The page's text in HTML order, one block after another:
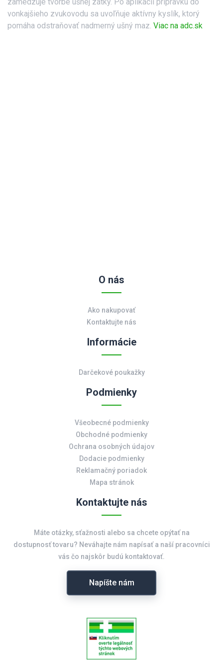
vonkajšieho zvukovodu sa uvoľňuje aktívny kyslík, ktorý
pomáha odstraňovať nadmerný ušný maz. Viac na adc.sk
O nás
Ako nakupovať
Kontaktujte nás
Informácie
Darčekové poukažky
Podmienky
Všeobecné podmienky
Obchodné podmienky
Ochrana osobných údajov
Dodacie podmienky
Reklamačný poriadok
Mapa stránok
Kontaktujte nás
Máte otázky, sťažnosti alebo sa chcete opýtať na
dostupnosť tovaru? Neváhajte nám napísať a naší pracovníci
vás čo najskôr budú kontaktovať.
Napíšte nám